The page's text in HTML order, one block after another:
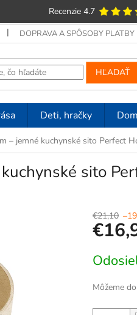
Recenzie 4.7
DOPRAVA A SPÔSOBY PLATBY
HĽADAŤ
Deti, hračky
– jemné kuchynské sito Perfect
sito
€21,10
cena:
Môžeme